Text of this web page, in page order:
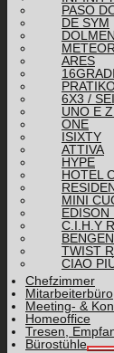
PASO
DE SYM
DOLMEN
ARES
16GRADI
6X3 /
UNO E
ONE
ISIXTY
ATTIVA
HYPE
HOTEL
MINI
EDISON
C.I.H.Y
TWIST
CIAO
Chefzimmer
Mitarbeiterbüro
Meeting- &
Homeoffice
Tresen,
Bürostühle